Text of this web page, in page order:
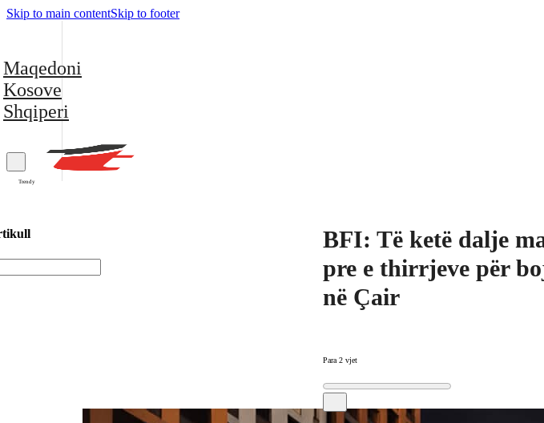
Skip to main contentSkip to footer
Maqedoni
Kosove
Shqiperi
Trendy
BFI: Të ketë dalje
pre e thirrjeve për
në Çair
Para 2 vjet